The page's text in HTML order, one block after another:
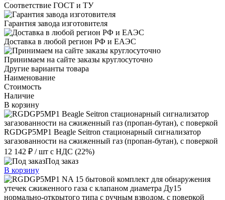
Соответствие ГОСТ и ТУ
Гарантия завода изготовителя
Доставка в любой регион РФ и ЕАЭС
Принимаем на сайте заказы круглосуточно
Другие варианты товара
Наименование
Стоимость
Наличие
В корзину
RGDGP5MP1 Beagle Seitron стационарный сигнализатор
загазованности на сжиженный газ (пропан-бутан), с поверкой
12 142 ₽ / шт с НДС (22%)
Под заказ
В корзину